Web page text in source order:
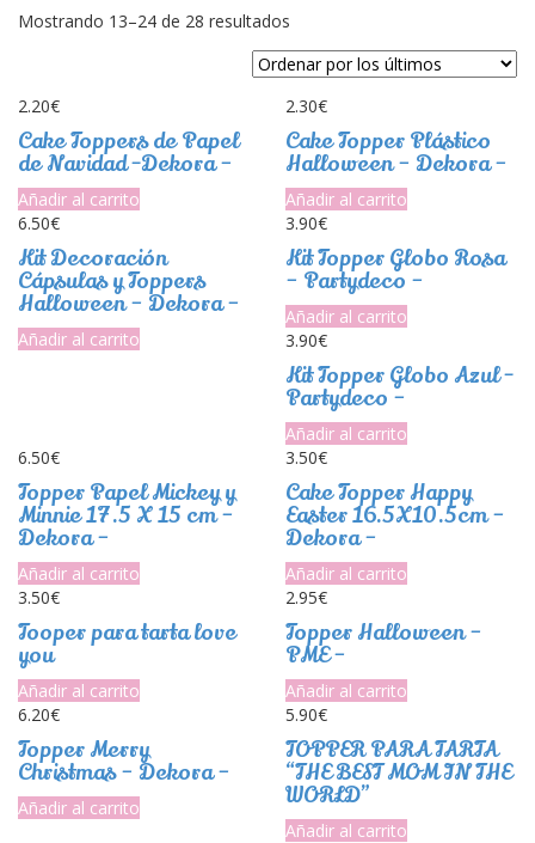
Mostrando 13–24 de 28 resultados
los
2.20€
Cake Toppers de Papel
de Navidad -Dekora –
Añadir al carrito
2.30€
Cake Topper Plástico
Halloween – Dekora –
Añadir al carrito
6.50€
Kit Decoración
Cápsulas y Toppers
Halloween – Dekora –
Añadir al carrito
3.90€
Kit Topper Globo Rosa
– Partydeco –
Añadir al carrito
3.90€
Kit Topper Globo Azul -
Partydeco –
Añadir al carrito
6.50€
Topper Papel Mickey y
Minnie 17.5 X 15 cm –
Dekora –
Añadir al carrito
3.50€
Cake Topper Happy
Easter 16.5X10.5cm –
Dekora –
Añadir al carrito
3.50€
Tooper para tarta love
you
Añadir al carrito
2.95€
Topper Halloween –
PME –
Añadir al carrito
6.20€
Topper Merry
Christmas – Dekora –
Añadir al carrito
5.90€
TOPPER PARA TARTA
“THE BEST MOM IN THE
WORLD”
Añadir al carrito